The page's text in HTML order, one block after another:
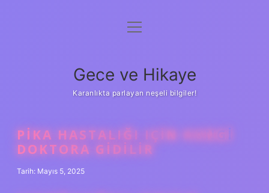
Anasayfa
Yasal Uyarı
menüyü
Gece ve Hikaye
Karanlıkta parlayan neşeli bilgiler!
PIKA HASTALIĞI IÇIN HANGI
DOKTORA GIDILIR
Tarih: Mayıs 5, 2025